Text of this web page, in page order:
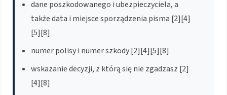
dane poszkodowanego i ubezpieczyciela, a
także data i miejsce sporządzenia pisma [2][4]
[5][8]
numer polisy i numer szkody [2][4][5][8]
wskazanie decyzji, z którą się nie zgadzasz [2]
[4][8]